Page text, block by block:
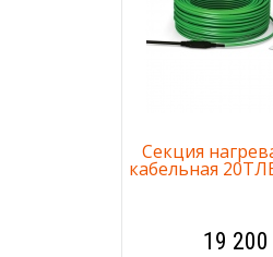
Секция
кабельная
19